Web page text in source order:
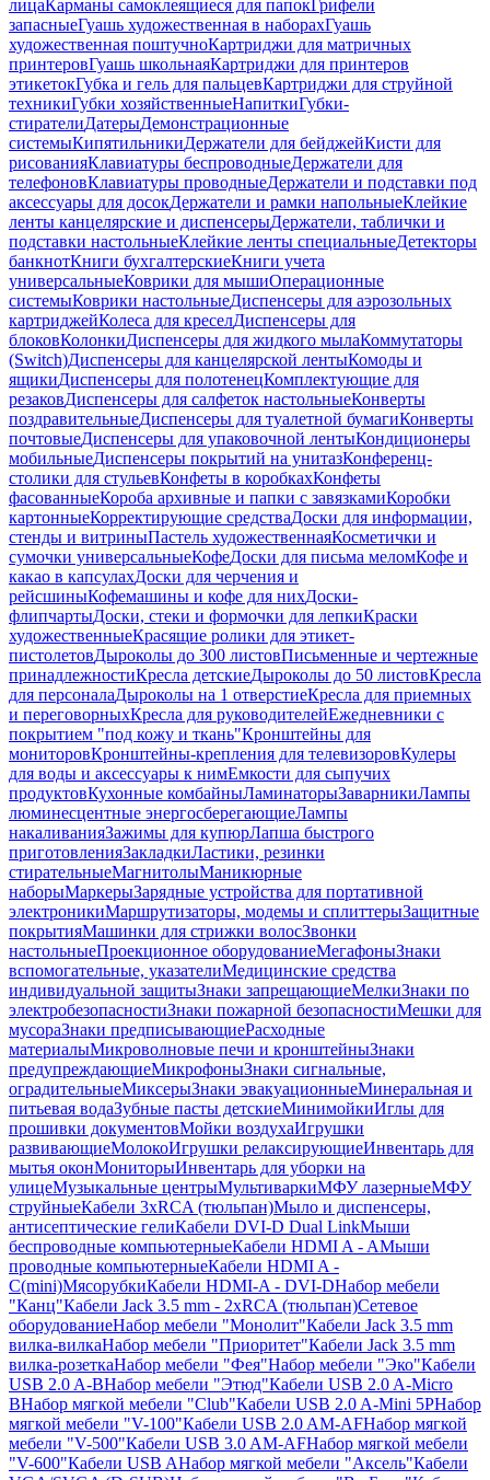
лицаКарманы самоклеящиеся для папокГрифели
запасныеГуашь художественная в наборахГуашь
художественная поштучноКартриджи для матричных
принтеровГуашь школьнаяКартриджи для принтеров
этикетокГубка и гель для пальцевКартриджи для струйной
техникиГубки хозяйственныеНапиткиГубки-
стирателиДатерыДемонстрационные
системыКипятильникиДержатели для бейджейКисти для
рисованияКлавиатуры беспроводныеДержатели для
телефоновКлавиатуры проводныеДержатели и подставки под
аксессуары для досокДержатели и рамки напольныеКлейкие
ленты канцелярские и диспенсерыДержатели, таблички и
подставки настольныеКлейкие ленты специальныеДетекторы
банкнотКниги бухгалтерскиеКниги учета
универсальныеКоврики для мышиОперационные
системыКоврики настольныеДиспенсеры для аэрозольных
картриджейКолеса для креселДиспенсеры для
блоковКолонкиДиспенсеры для жидкого мылаКоммутаторы
(Switch)Диспенсеры для канцелярской лентыКомоды и
ящикиДиспенсеры для полотенецКомплектующие для
резаковДиспенсеры для салфеток настольныеКонверты
поздравительныеДиспенсеры для туалетной бумагиКонверты
почтовыеДиспенсеры для упаковочной лентыКондиционеры
мобильныеДиспенсеры покрытий на унитазКонференц-
столики для стульевКонфеты в коробкахКонфеты
фасованныеКороба архивные и папки с завязкамиКоробки
картонныеКорректирующие средстваДоски для информации,
стенды и витриныПастель художественнаяКосметички и
сумочки универсальныеКофеДоски для письма меломКофе и
какао в капсулахДоски для черчения и
рейсшиныКофемашины и кофе для нихДоски-
флипчартыДоски, стеки и формочки для лепкиКраски
художественныеКрасящие ролики для этикет-
пистолетовДыроколы до 300 листовПисьменные и чертежные
принадлежностиКресла детскиеДыроколы до 50 листовКресла
для персоналаДыроколы на 1 отверстиеКресла для приемных
и переговорныхКресла для руководителейЕжедневники с
покрытием "под кожу и ткань"Кронштейны для
мониторовКронштейны-крепления для телевизоровКулеры
для воды и аксессуары к нимЕмкости для сыпучих
продуктовКухонные комбайныЛаминаторыЗаварникиЛампы
люминесцентные энергосберегающиеЛампы
накаливанияЗажимы для купюрЛапша быстрого
приготовленияЗакладкиЛастики, резинки
стирательныеМагнитолыМаникюрные
наборыМаркерыЗарядные устройства для портативной
электроникиМаршрутизаторы, модемы и сплиттерыЗащитные
покрытияМашинки для стрижки волосЗвонки
настольныеПроекционное оборудованиеМегафоныЗнаки
вспомогательные, указателиМедицинские средства
индивидуальной защитыЗнаки запрещающиеМелкиЗнаки по
электробезопасностиЗнаки пожарной безопасностиМешки для
мусораЗнаки предписывающиеРасходные
материалыМикроволновые печи и кронштейныЗнаки
предупреждающиеМикрофоныЗнаки сигнальные,
оградительныеМиксерыЗнаки эвакуационныеМинеральная и
питьевая водаЗубные пасты детскиеМинимойкиИглы для
прошивки документовМойки воздухаИгрушки
развивающиеМолокоИгрушки релаксирующиеИнвентарь для
мытья оконМониторыИнвентарь для уборки на
улицеМузыкальные центрыМультиваркиМФУ лазерныеМФУ
струйныеКабели 3xRCA (тюльпан)Мыло и диспенсеры,
антисептические гелиКабели DVI-D Dual LinkМыши
беспроводные компьютерныеКабели HDMI A - AМыши
проводные компьютерныеКабели HDMI A -
C(mini)МясорубкиКабели HDMI-A - DVI-DНабор мебели
"Канц"Кабели Jack 3.5 mm - 2xRCA (тюльпан)Сетевое
оборудованиеНабор мебели "Монолит"Кабели Jack 3.5 mm
вилка-вилкаНабор мебели "Приоритет"Кабели Jack 3.5 mm
вилка-розеткаНабор мебели "Фея"Набор мебели "Эко"Кабели
USB 2.0 A-BНабор мебели "Этюд"Кабели USB 2.0 A-Micro
BНабор мягкой мебели "Club"Кабели USB 2.0 A-Mini 5PНабор
мягкой мебели "V-100"Кабели USB 2.0 AM-AFНабор мягкой
мебели "V-500"Кабели USB 3.0 AM-AFНабор мягкой мебели
"V-600"Кабели USB AНабор мягкой мебели "Аксель"Кабели